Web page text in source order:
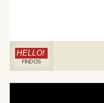
HELLO!
FIND OS